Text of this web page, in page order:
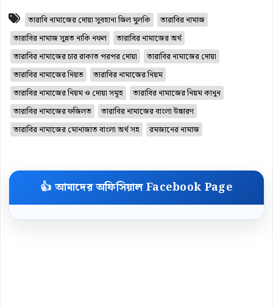
তারাবি নামাজের দোয়া সুবহানা জিল মুলকি
তারাবির নামাজ
তারাবির নামাজ সুন্নত নাকি নফল
তারাবির নামাজের অর্থ
তারাবির নামাজের চার রাকাত পরপর দোয়া
তারাবির নামাজের দোয়া
তারাবির নামাজের নিয়ত
তারাবির নামাজের নিয়ম
তারাবির নামাজের নিয়ম ও দোয়া সমূহ
তারাবির নামাজের নিয়ম কানুন
তারাবির নামাজের ফজিলত
তারাবির নামাজের বাংলা উচ্চারণ
তারাবির নামাজের মোনাজাত বাংলা অর্থ সহ
রমজানের নামাজ
👍 আমাদের অফিসিয়াল Facebook Page